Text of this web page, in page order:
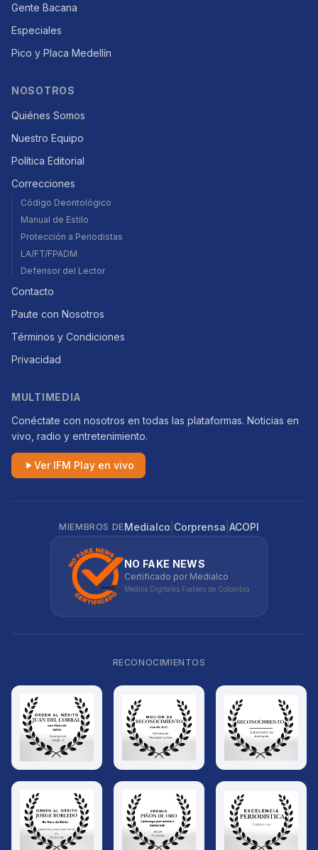
Gente Bacana
Especiales
Pico y Placa Medellín
NOSOTROS
Quiénes Somos
Nuestro Equipo
Política Editorial
Correcciones
Código Deontológico
Manual de Estilo
Protección a Periodistas
LA/FT/FPADM
Defensor del Lector
Contacto
Paute con Nosotros
Términos y Condiciones
Privacidad
MULTIMEDIA
Conéctate con nosotros en todas las plataformas. Noticias en
vivo, radio y entretenimiento.
Ver IFM Play en vivo
MIEMBROS DEMedialco Corprensa ACOPI
NO FAKE NEWS
Certificado por Medialco
Medios Digitales Fiables de Colombia
RECONOCIMIENTOS